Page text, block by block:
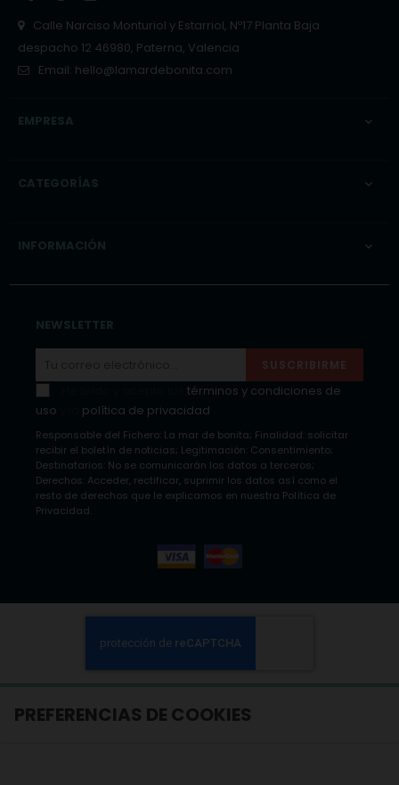
Calle Narciso Monturiol y Estarriol, Nº17 Planta Baja
despacho 12 46980, Paterna, Valencia
Email: hello@lamardebonita.com
EMPRESA 
CATEGORÍAS 
INFORMACIÓN 
NEWSLETTER
SUSCRIBIRME
términos y condiciones de
uso
política de privacidad
Responsable del Fichero: La mar de bonita; Finalidad: solicitar
recibir el boletín de noticias; Legitimación: Consentimiento;
Destinatarios: No se comunicarán los datos a terceros;
Derechos: Acceder, rectificar, suprimir los datos así como el
resto de derechos que le explicamos en nuestra Política de
Privacidad.
PREFERENCIAS DE COOKIES